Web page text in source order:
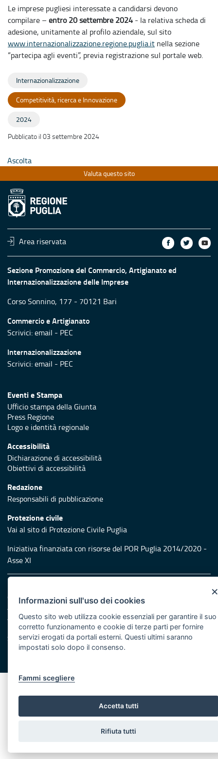
Le imprese pugliesi interessate a candidarsi devono
compilare – entro 20 settembre 2024 - la relativa scheda di
adesione, unitamente al profilo aziendale, sul sito
www.internazionalizzazione.regione.puglia.it nella sezione
“partecipa agli eventi”, previa registrazione sul portale web.
Internazionalizzazione
Competitività, ricerca e Innovazione
2024
Pubblicato il 03 settembre 2024
Ascolta
Valuta questo sito
Area riservata
Sezione Promozione del Commercio, Artigianato ed
Internazionalizzazione delle Imprese
Corso Sonnino, 177 - 70121 Bari
Commercio e Artigianato
Scrivici:email - PEC
Internazionalizzazione
Scrivici:email - PEC
Eventi e Stampa
Ufficio stampa della Giunta
Press Regione
Logo e identità regionale
Accessibilità
Dichiarazione di accessibilità
Obiettivi di accessibilità
Redazione
Responsabili di pubblicazione
Protezione civile
Vai al sito di Protezione Civile Puglia
Iniziativa finanziata con risorse del POR Puglia 2014/2020 -
Asse XI
Cookie e privacy
Amministrazione trasparente
Atti di notifica
Feed RSS
Servizi Intranet
×
Informazioni sull'uso dei cookies
Questo sito web utilizza cookie essenziali per garantire il suo
corretto funzionamento e cookie di terze parti per fornire
servizi erogati da portali esterni. Questi ultimi saranno
impostati solo dopo il consenso.
Fammi scegliere
Accetta tutti
Rifiuta tutti